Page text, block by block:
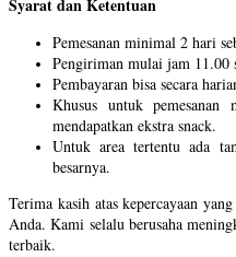
Syarat dan Ketentuan
Pemesanan minimal 2 hari
Pengiriman mulai jam 11.00
Pembayaran bisa secara
Khusus untuk
mendapatkan ekstra snack.
Untuk area tertentu ada
besarnya.
Terima kasih atas kepercayaan
Anda. Kami selalu berusaha
terbaik.